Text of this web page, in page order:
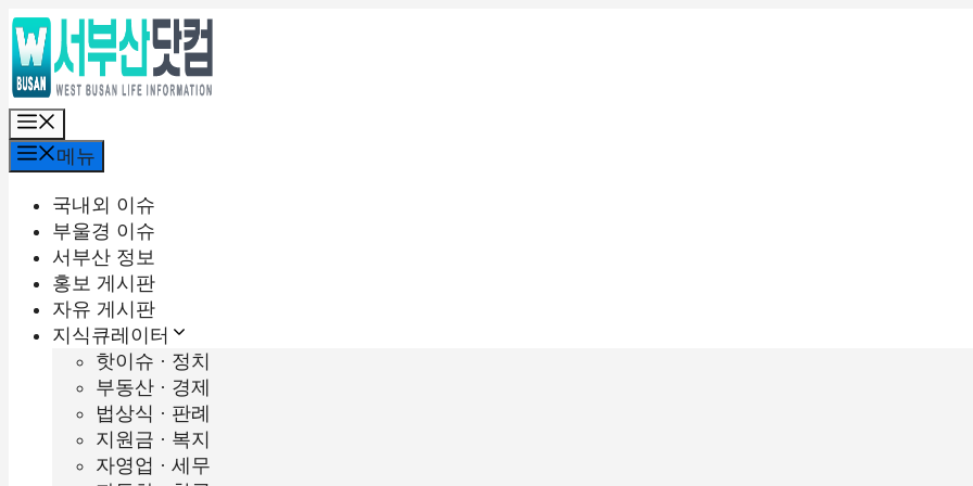
컨
텐
츠
로
건
너
뛰
뉴
메뉴
국내외 이슈
부울경 이슈
서부산 정보
홍보 게시판
자유 게시판
지식큐레이터
핫이슈 · 정치
부동산 · 경제
법상식 · 판례
지원금 · 복지
자영업 · 세무